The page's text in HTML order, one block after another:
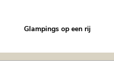
Glampings op een rij